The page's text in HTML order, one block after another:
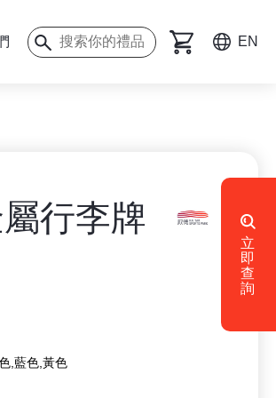
EN
行李牌
,藍色,黃色
立
即
查
詢